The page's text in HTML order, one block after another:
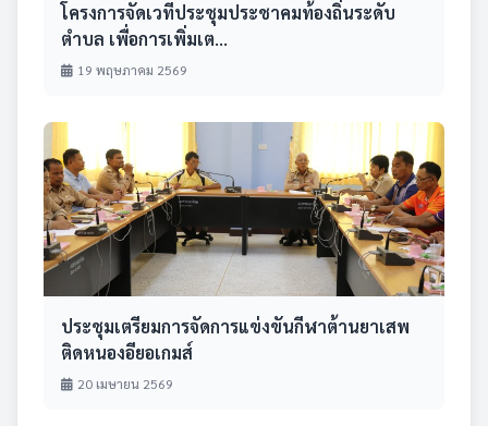
โครงการจัดเวทีประชุมประชาคมท้องถิ่นระดับ
ตำบล เพื่อการเพิ่มเต...
19 พฤษภาคม 2569
ประชุมเตรียมการจัดการแข่งขันกีฬาต้านยาเสพ
ติดหนองอียอเกมส์
20 เมษายน 2569